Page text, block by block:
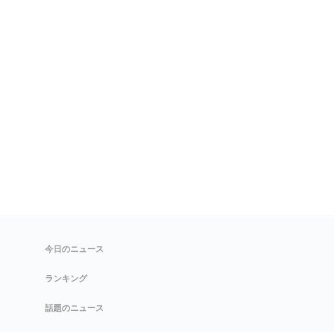
今日のニュース
ランキング
話題のニュース